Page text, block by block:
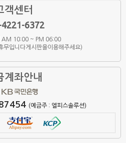
객센터
6372
AM 10:00 ~ PM 06:00
무입니다게시판을이용해주세요)
계좌안내
(예금주 : 엘피스솔루션)